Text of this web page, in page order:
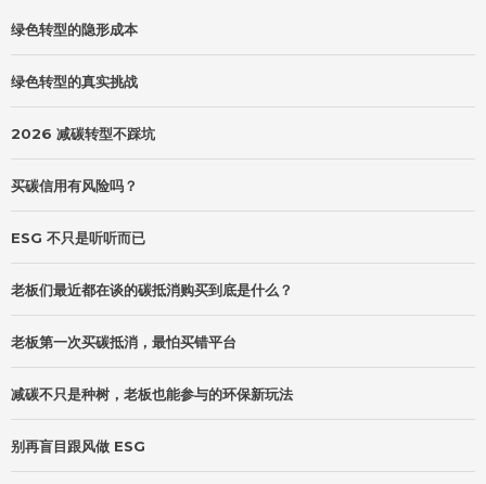
绿色转型的隐形成本
绿色转型的真实挑战
2026 减碳转型不踩坑
买碳信用有风险吗？
ESG 不只是听听而已
老板们最近都在谈的碳抵消购买到底是什么？
老板第一次买碳抵消，最怕买错平台
减碳不只是种树，老板也能参与的环保新玩法
别再盲目跟风做 ESG